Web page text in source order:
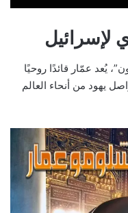
لإسرائيل
يُعد عمّار قائدًا روحيًا
يهود من أنحاء العالم